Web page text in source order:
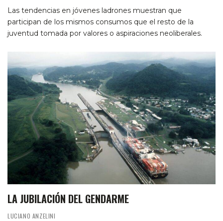
Las tendencias en jóvenes ladrones muestran que
participan de los mismos consumos que el resto de la
juventud tomada por valores o aspiraciones neoliberales.
LA JUBILACIÓN DEL GENDARME
LUCIANO ANZELINI